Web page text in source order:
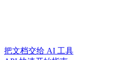
把文档交给 AI 工具